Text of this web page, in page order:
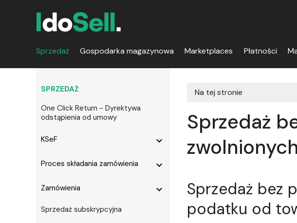
Sprzedaż Gospodarka magazynowa Marketplaces Płatności
SPRZEDAŻ
One Click Return - Dyrektywa
odstąpienia od umowy
KSeF expand_more
Proces składania zamówienia expand_more
Zamówienia expand_more
Sprzedaż subskrypcyjna
Na tej stronie
Sprzedaż
Sprzedaż bez
podatku od